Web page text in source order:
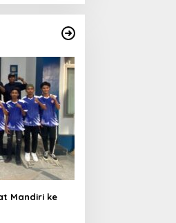
Mandiri ke